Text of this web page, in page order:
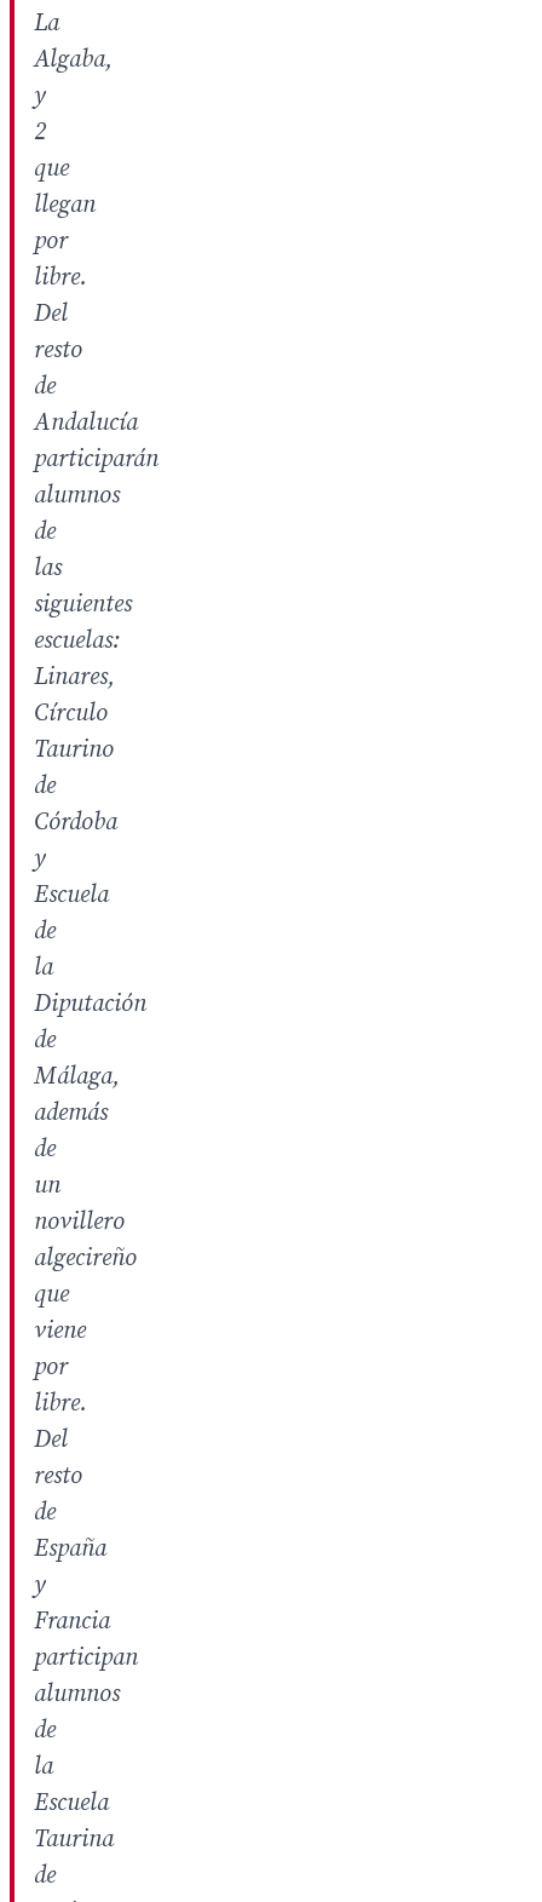
La
Algaba,
y
2
que
llegan
por
libre.
Del
resto
de
Andalucía
participarán
alumnos
de
las
siguientes
escuelas:
Linares,
Círculo
Taurino
de
Córdoba
y
Escuela
de
la
Diputación
de
Málaga,
además
de
un
novillero
algecireño
que
viene
por
libre.
Del
resto
de
España
y
Francia
participan
alumnos
de
la
Escuela
Taurina
de